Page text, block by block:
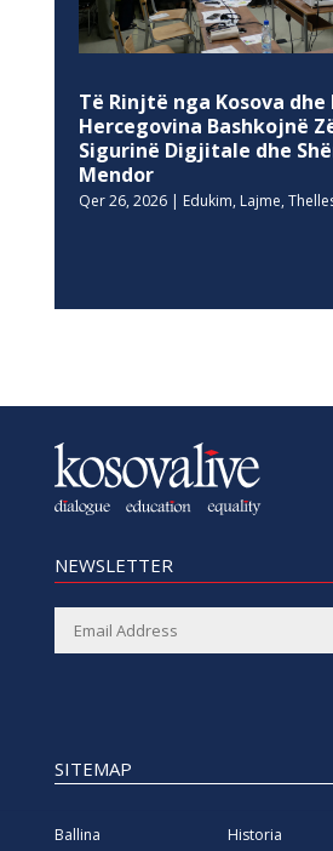
Të Rinjtë nga Kosova dhe
Hercegovina Bashkojnë
Sigurinë Digjitale dhe
Mendor
Qer 26, 2026| Edukim, Lajme,
NEWSLETTER
SITEMAP
Ballina
Historia